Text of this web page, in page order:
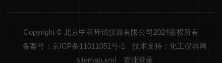
Copyright © 北京中科环试仪器有限公司2024版权所有
备案号：京ICP备11011051号-1
技术支持：化工仪器网
sitemap.xml
管理登录